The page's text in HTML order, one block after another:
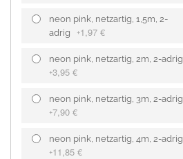
neon pink, netzartig, 1,5m, 2-
adrig +1,97 €
neon pink, netzartig, 2m, 2-adrig
+3,95 €
neon pink, netzartig, 3m, 2-adrig
+7,90 €
neon pink, netzartig, 4m, 2-adrig
+11,85 €